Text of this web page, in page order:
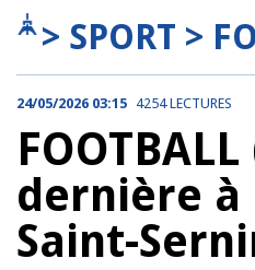
> SPORT >
24/05/2026 03:15 4254 LECTURES
dernière à
Saint-